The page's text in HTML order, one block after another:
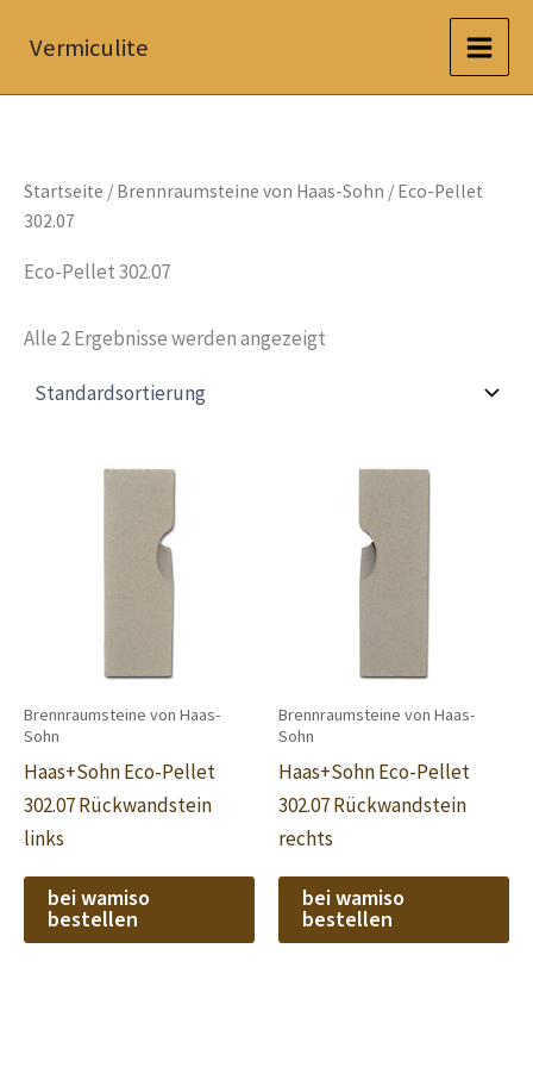
InhaltVermiculite
Startseite / Brennraumsteine von Haas-Sohn / Eco-Pellet
302.07
Eco-Pellet 302.07
Alle 2 Ergebnisse werden angezeigt
Brennraumsteine von Haas-
Sohn
Haas+Sohn Eco-Pellet
302.07 Rückwandstein
links
bei wamiso
bestellen
Brennraumsteine von Haas-
Sohn
Haas+Sohn Eco-Pellet
302.07 Rückwandstein
rechts
bei wamiso
bestellen